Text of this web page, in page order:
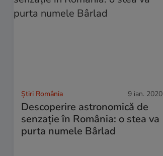
Știri România 9 ian. 2020
Descoperire astronomică de
senzație în România: o stea va
purta numele Bârlad